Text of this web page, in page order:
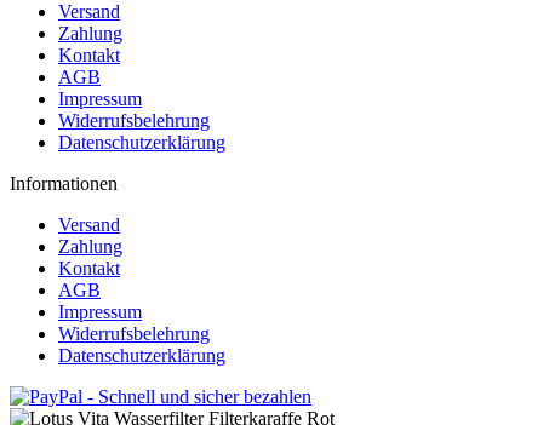
Versand
Zahlung
Kontakt
AGB
Impressum
Widerrufsbelehrung
Datenschutzerklärung
Informationen
Versand
Zahlung
Kontakt
AGB
Impressum
Widerrufsbelehrung
Datenschutzerklärung